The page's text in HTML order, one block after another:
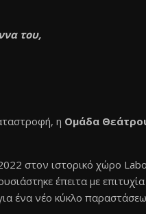
του,
η Ομάδα
στον ιστορικό χώρο
έπειτα με
ένα νέο κύκλο